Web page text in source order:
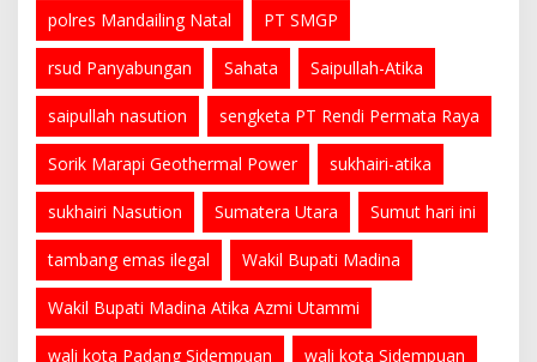
polres Mandailing Natal PT SMGP
rsud Panyabungan Sahata Saipullah-Atika
saipullah nasution sengketa PT Rendi Permata Raya
Sorik Marapi Geothermal Power sukhairi-atika
sukhairi Nasution Sumatera Utara Sumut hari ini
tambang emas ilegal Wakil Bupati Madina
Wakil Bupati Madina Atika Azmi Utammi
wali kota Padang Sidempuan wali kota Sidempuan